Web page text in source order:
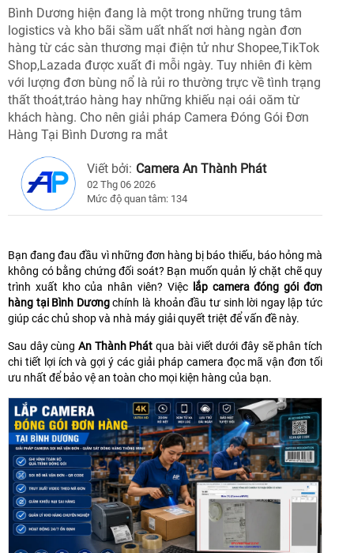
Bình Dương hiện đang là một trong những trung tâm
logistics và kho bãi sầm uất nhất nơi hàng ngàn đơn
hàng từ các sàn thương mại điện tử như Shopee,TikTok
Shop,Lazada được xuất đi mỗi ngày. Tuy nhiên đi kèm
với lượng đơn bùng nổ là rủi ro thường trực về tình trạng
thất thoát,tráo hàng hay những khiếu nại oái oăm từ
khách hàng. Cho nên giải pháp Camera Đóng Gói Đơn
Hàng Tại Bình Dương ra mắt
Viết bởi: Camera An Thành Phát
02 Thg 06 2026
Mức độ quan tâm: 134
Bạn đang đau đầu vì những đơn hàng bị báo thiếu, báo hỏng mà
không có bằng chứng đối soát? Bạn muốn quản lý chặt chẽ quy
trình xuất kho của nhân viên? Việc lắp camera đóng gói đơn
hàng tại Bình Dươngchính là khoản đầu tư sinh lời ngay lập tức
giúp các chủ shop và nhà máy giải quyết triệt để vấn đề này.
Sau dây cùngAn Thành Phát qua bài viết dưới đây sẽ phân tích
chi tiết lợi ích và gợi ý các giải pháp camera đọc mã vận đơn tối
ưu nhất để bảo vệ an toàn cho mọi kiện hàng của bạn.